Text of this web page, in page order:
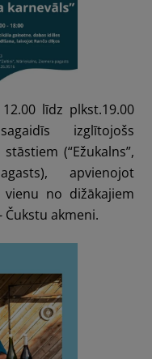
līdz plkst.19.00
izglītojošs
(“Ežukalns”,
apvienojot
no dižākajiem
Čukstu akmeni.